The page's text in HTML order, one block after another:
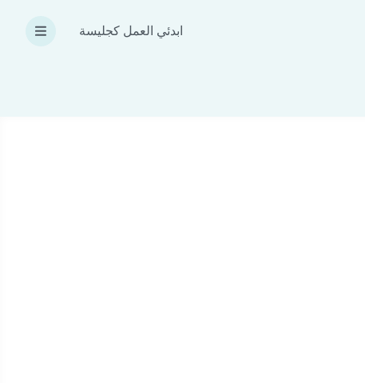
ابدئي العمل كجليسة